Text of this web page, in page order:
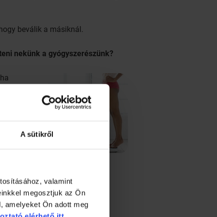
A sütikről
valamint
megosztjuk az Ön
amelyeket Ön adott meg
beválik a másiknál.
nekünk a gyógyszerészünk?
csoki,
szedni.
étkező, de mégis túlsúlyos, a
számára, vagy akkor, ha